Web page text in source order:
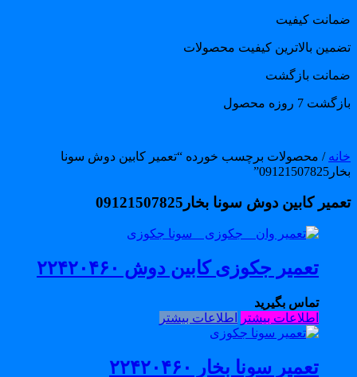
کیفیت
بالاترین کیفیت محصولات
بازگشت
7 روزه محصول
/ محصولات برچسب خورده “تعمیر کابین دوش سونا
کابین دوش سونا بخار09121507825
تعمیر جکوزی کابین دوش ۲۲۴۲۰۴۶۰
تماس بگیرید
اطلاعات بیشتر اطلاعات بیشتر
تعمیر سونا بخار ۲۲۴۲۰۴۶۰